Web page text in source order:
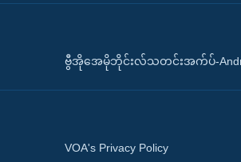
ဗွီအိုအေမိုဘိုင်းလ်သတင်းအက်ပ်-
VOA's Privacy Policy